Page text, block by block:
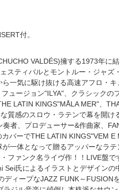
付。
VALDÉS)擁する1973年に
スティバルとモントルー・ジャズ
一気に駆け抜ける高速アフロ・キ
ュージョン"ILYA"、クラシックの
LATIN KINGS"MÅLA MER"、
質感のスロウ・ラテンで幕を開け
者、プロデューサー&作曲家、
バーでTHE LATIN KINGS"VEM E
一体となって贈るアッパーなラテ
ファンク名ライヴ作！！LIVE盤で
氏によるイラストとデザインの
ィープなJAZZ FUNK～FUSION